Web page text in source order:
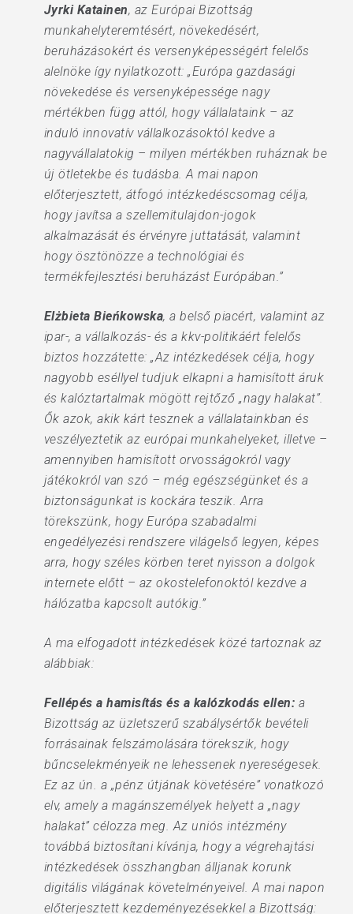
Jyrki Katainen, az Európai Bizottság
munkahelyteremtésért, növekedésért,
beruházásokért és versenyképességért felelős
alelnöke így nyilatkozott: „Európa gazdasági
növekedése és versenyképessége nagy
mértékben függ attól, hogy vállalataink – az
induló innovatív vállalkozásoktól kedve a
nagyvállalatokig – milyen mértékben ruháznak be
új ötletekbe és tudásba. A mai napon
előterjesztett, átfogó intézkedéscsomag célja,
hogy javítsa a szellemitulajdon-jogok
alkalmazását és érvényre juttatását, valamint
hogy ösztönözze a technológiai és
termékfejlesztési beruházást Európában.”
Elżbieta Bieńkowska, a belső piacért, valamint az
ipar-, a vállalkozás- és a kkv-politikáért felelős
biztos hozzátette: „Az intézkedések célja, hogy
nagyobb eséllyel tudjuk elkapni a hamisított áruk
és kalóztartalmak mögött rejtőző „nagy halakat”.
Ők azok, akik kárt tesznek a vállalatainkban és
veszélyeztetik az európai munkahelyeket, illetve –
amennyiben hamisított orvosságokról vagy
játékokról van szó – még egészségünket és a
biztonságunkat is kockára teszik. Arra
törekszünk, hogy Európa szabadalmi
engedélyezési rendszere világelső legyen, képes
arra, hogy széles körben teret nyisson a dolgok
internete előtt – az okostelefonoktól kezdve a
hálózatba kapcsolt autókig.”
A ma elfogadott intézkedések közé tartoznak az
alábbiak:
Fellépés a hamisítás és a kalózkodás ellen: a
Bizottság az üzletszerű szabálysértők bevételi
forrásainak felszámolására törekszik, hogy
bűncselekményeik ne lehessenek nyereségesek.
Ez az ún. a „pénz útjának követésére” vonatkozó
elv, amely a magánszemélyek helyett a „nagy
halakat” célozza meg. Az uniós intézmény
továbbá biztosítani kívánja, hogy a végrehajtási
intézkedések összhangban álljanak korunk
digitális világának követelményeivel. A mai napon
előterjesztett kezdeményezésekkel a Bizottság: